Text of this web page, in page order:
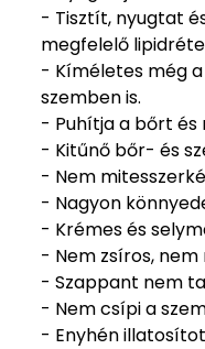
- Tisztít, nyugtat
megfelelő
- Kíméletes még
szemben is.
- Puhítja a bőrt
- Kitűnő bőr- és
- Nem
- Nagyon
- Krémes és
- Nem zsíros, nem
- Szappant nem
- Nem csípi a
- Enyhén